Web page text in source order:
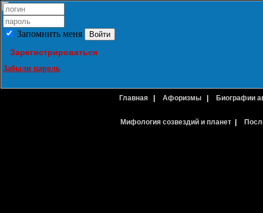
Запомнить меня
Зарегистрироваться
Забыли пароль
Главная Афоризмы Биографии
Мифология созвездий и планет|